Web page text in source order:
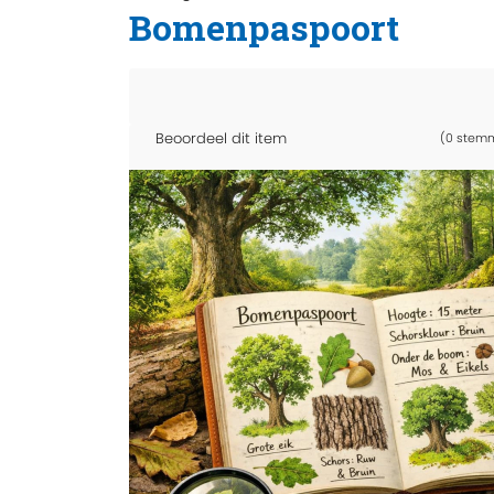
Bomenpaspoort
Beoordeel dit item (0